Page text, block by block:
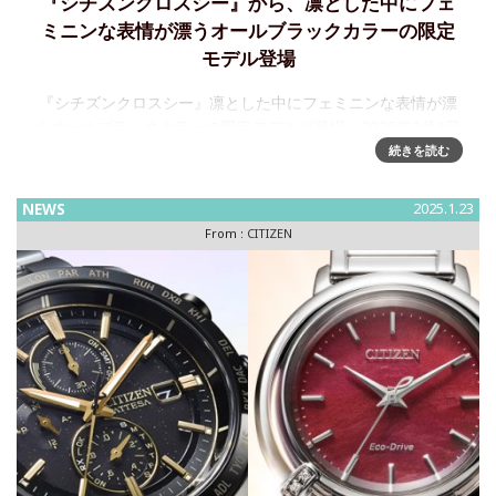
『シチズンクロスシー』から、凛とした中にフェ
ミニンな表情が漂うオールブラックカラーの限定
モデル登場
『シチズンクロスシー』凛とした中にフェミニンな表情が漂
発売シチズン時計株式会社は、上品で凛としたデザインに、
CITIZEN
続きを読む
NEWS 2025.1.23
From : CITIZEN